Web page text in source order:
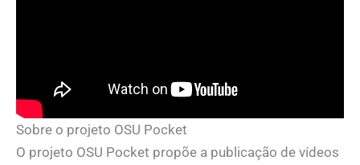
Sobre o projeto OSU Pocket
O projeto OSU Pocket propõe a publicação de vídeos